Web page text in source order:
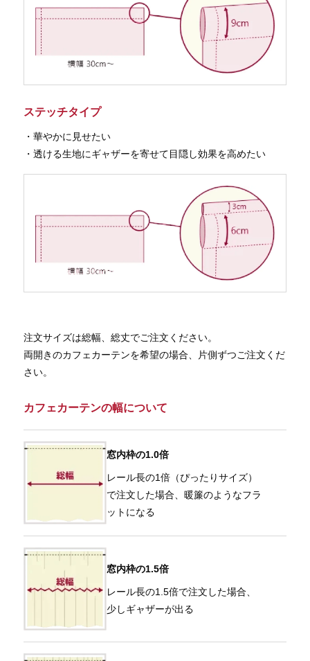
ステッチタイプ
・華やかに見せたい
・透ける生地にギャザーを寄せて目隠し効果を高めたい
注文サイズは総幅、総丈でご注文ください。
両開きのカフェカーテンを希望の場合、片側ずつご注文くだ
さい。
カフェカーテンの幅について
窓内枠の1.0倍
レール長の1倍（ぴったりサイズ）
で注文した場合、暖簾のようなフラ
ットになる
窓内枠の1.5倍
レール長の1.5倍で注文した場合、
少しギャザーが出る